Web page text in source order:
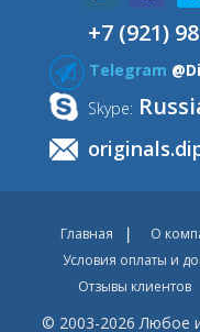
+7 (921)
Telegram
Skype:
Главная О
Условия оплаты и
Отзывы клиентов
© 2003-2026 Любое